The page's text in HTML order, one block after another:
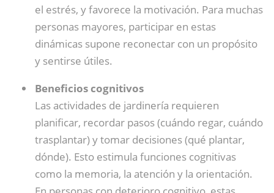
el estrés, y favorece la motivación. Para muchas
personas mayores, participar en estas
dinámicas supone reconectar con un propósito
y sentirse útiles.
Beneficios cognitivos
Las actividades de jardinería requieren
planificar, recordar pasos (cuándo regar, cuándo
trasplantar) y tomar decisiones (qué plantar,
dónde). Esto estimula funciones cognitivas
como la memoria, la atención y la orientación.